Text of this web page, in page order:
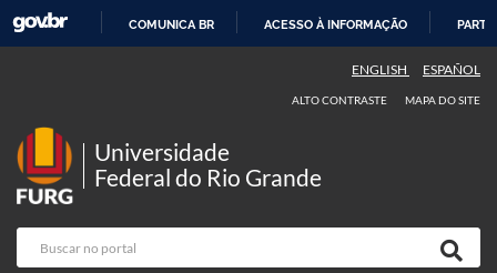
COMUNICA BR ACESSO À INFORMAÇÃO
ENGLISH ESPAÑOL
ALTO CONTRASTE MAPA DO SITE
Universidade
Federal do Rio Grande